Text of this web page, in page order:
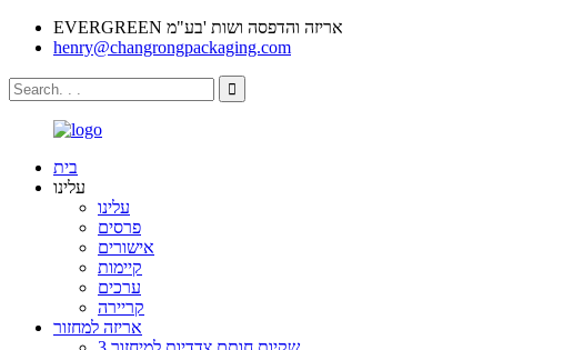
EVERGREEN אריזה והדפסה ושות 'בע"מ
henry@changrongpackaging.com
בית
עלינו
עלינו
פרסים
אישורים
קיימות
ערכים
קריירה
אריזה למחזור